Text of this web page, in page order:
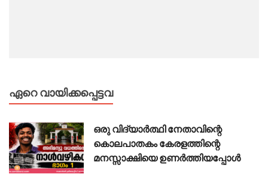
ഏറെ വായിക്കപ്പെട്ടവ
ഒരു വിദ്യാർത്ഥി നേതാവിന്റെ
കൊലപാതകം കേരളത്തിന്റെ
മനസ്സാക്ഷിയെ ഉണർത്തിയപ്പോൾ